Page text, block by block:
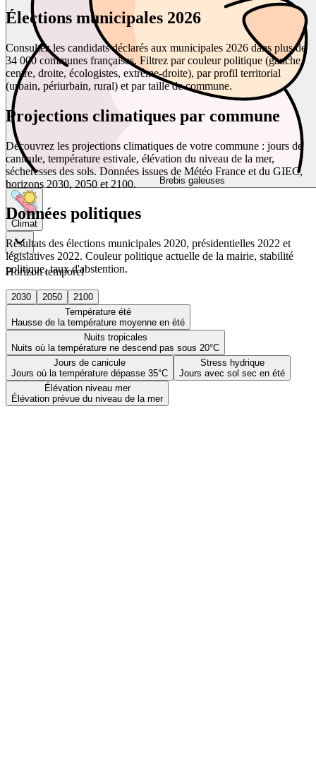
Brebis galeuses
Climat
Horizon temporel
2030 2050
2100
Température été
Hausse de la température moyenne en été
Nuits tropicales
Nuits où la température ne descend pas sous 20°C
Jours de canicule
Jours où la température dépasse 35°C
Stress hydrique
Jours avec sol sec en été
Élévation niveau mer
Élévation prévue du niveau de la mer
Élections municipales 2026
Consultez les candidats déclarés aux municipales 2026 dans plus de
34 000 communes françaises. Filtrez par couleur politique (gauche,
centre, droite, écologistes, extrême-droite), par profil territorial
(urbain, périurbain, rural) et par taille de commune.
Projections climatiques par commune
Découvrez les projections climatiques de votre commune : jours de
canicule, température estivale, élévation du niveau de la mer,
sécheresses des sols. Données issues de Météo France et du GIEC,
horizons 2030, 2050 et 2100.
Données politiques
Résultats des élections municipales 2020, présidentielles 2022 et
législatives 2022. Couleur politique actuelle de la mairie, stabilité
politique, taux d'abstention.